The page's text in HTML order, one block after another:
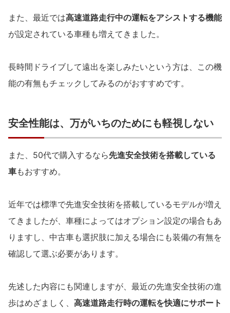
また、最近では高速道路走行中の運転をアシストする機能
が設定されている車種も増えてきました。
長時間ドライブして遠出を楽しみたいという方は、この機
能の有無もチェックしてみるのがおすすめです。
安全性能は、万がいちのためにも軽視しない
また、50代で購入するなら先進安全技術を搭載している
車もおすすめ。
近年では標準で先進安全技術を搭載しているモデルが増え
てきましたが、車種によってはオプション設定の場合もあ
りますし、中古車も選択肢に加える場合にも装備の有無を
確認して選ぶ必要があります。
先述した内容にも関連しますが、最近の先進安全技術の進
歩はめざましく、 高速道路走行時の運転を快適にサポート